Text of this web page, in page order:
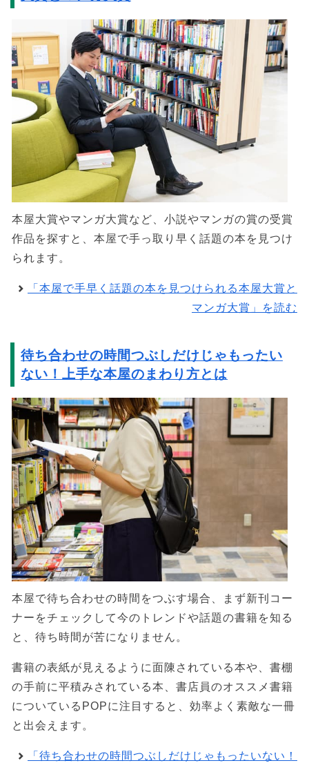
本屋大賞やマンガ大賞など、小説やマンガの賞の受賞
作品を探すと、本屋で手っ取り早く話題の本を見つけ
られます。
「本屋で手早く話題の本を見つけられる本屋大賞と
マンガ大賞」を読む
待ち合わせの時間つぶしだけじゃもったい
ない！上手な本屋のまわり方とは
本屋で待ち合わせの時間をつぶす場合、まず新刊コー
ナーをチェックして今のトレンドや話題の書籍を知る
と、待ち時間が苦になりません。
書籍の表紙が見えるように面陳されている本や、書棚
の手前に平積みされている本、書店員のオススメ書籍
についているPOPに注目すると、効率よく素敵な一冊
と出会えます。
「待ち合わせの時間つぶしだけじゃもったいない！